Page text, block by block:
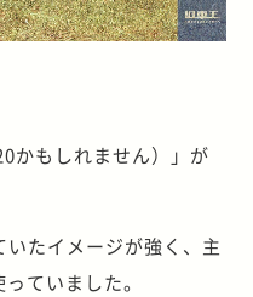
かもしれません）」が
たイメージが強く、主
ていました。